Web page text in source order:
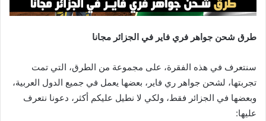
طرق شحن جواهر فري فاير في الجزائر مجانا
سنتعرف في هذه الفقرة، على مجموعة من الطرق، التي تمت
تجربتها، لشحن جواهر ري فاير، بعضها يعمل في جميع الدول العربية،
وبعضها في الجزائر فقط، ولكي لا نطيل عليكم أكثر، دعونا نتعرف
عليها: